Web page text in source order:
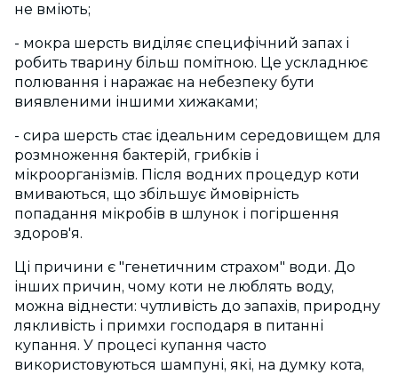
не вміють;
- мокра шерсть виділяє специфічний запах і
робить тварину більш помітною. Це ускладнює
полювання і наражає на небезпеку бути
виявленими іншими хижаками;
- сира шерсть стає ідеальним середовищем для
розмноження бактерій, грибків і
мікроорганізмів. Після водних процедур коти
вмиваються, що збільшує ймовірність
попадання мікробів в шлунок і погіршення
здоров'я.
Ці причини є "генетичним страхом" води. До
інших причин, чому коти не люблять воду,
можна віднести: чутливість до запахів, природну
лякливість і примхи господаря в питанні
купання. У процесі купання часто
використовуються шампуні, які, на думку кота,